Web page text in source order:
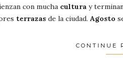
con mucha cultura y
terrazas de la ciudad. Agosto
CONTINUE